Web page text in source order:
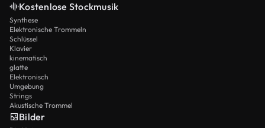
Kostenlose Stockmusik
Synthese
Elektronische Trommeln
Schlüssel
Klavier
kinematisch
glatte
Elektronisch
Umgebung
Strings
Akustische Trommel
Bilder